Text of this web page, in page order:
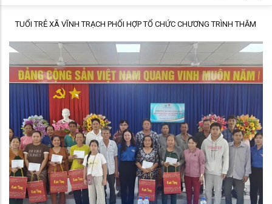
TUỔI TRẺ XÃ VĨNH TRẠCH PHỐI HỢP TỔ CHỨC CHƯƠNG TRÌNH THĂM
HỎI, TẶNG QUÀ GIA ĐÌNH THÂN NHÂN NGƯỜI CÓ CÔNG